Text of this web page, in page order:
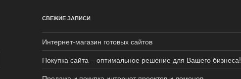
СВЕЖИЕ ЗАПИСИ
Интернет-магазин готовых сайтов
Покупка сайта – оптимальное решение для Вашего бизнеса!